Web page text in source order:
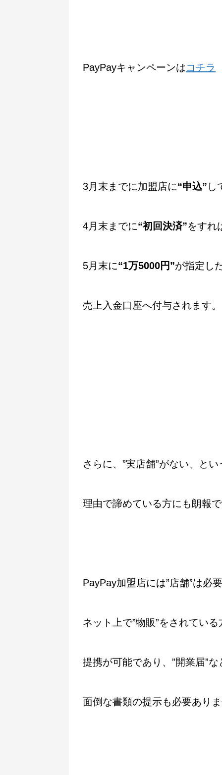
PayPayキャンペーンは コチラ
3月末までに加盟店に“申込” し
4月末までに“初回決済”をすれ
5月末に“1万5000円”が指定し
売上入金口座へ付与されます。
さらに、”実店舗”がない、とい
理由で諦めている方にも朗報
PayPay加盟店には”店舗”は必
ネット上で”物販”をされている
提携が可能であり、”開業届”な
面倒な書類の提示も必要あり